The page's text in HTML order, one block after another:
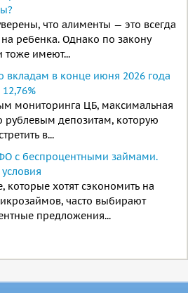
что алименты — это всегда
ребенка. Однако по закону
тоже имеют...
вкладам в конце июня 2026 года
мониторинга ЦБ, максимальная
рублевым депозитам, которую
в...
с беспроцентными займами.
которые хотят сэкономить на
часто выбирают
предложения...